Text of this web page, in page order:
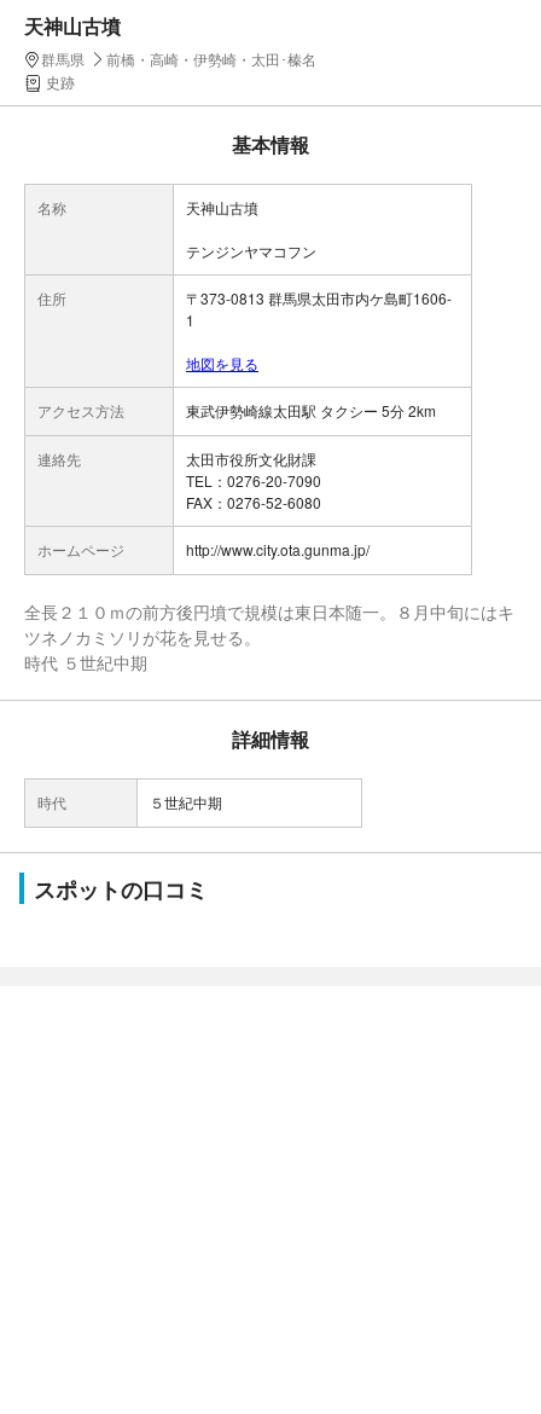
天神山古墳
群馬県
前橋・高崎・伊勢崎・太田･榛名
史跡
基本情報
名称 天神山古墳
テンジンヤマコフン
住所
〒373-0813 群馬県太田市内ケ島町1606-
1
地図を見る
アクセス方法 東武伊勢崎線太田駅 タクシー 5分 2km
連絡先
太田市役所文化財課
TEL：0276-20-7090
FAX：0276-52-6080
ホームページ http://www.city.ota.gunma.jp/
全長２１０ｍの前方後円墳で規模は東日本随一。８月中旬にはキ
ツネノカミソリが花を見せる。
時代 ５世紀中期
詳細情報
時代 ５世紀中期
スポットの口コミ